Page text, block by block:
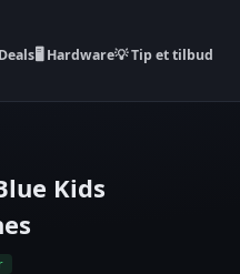
🖥️ Hardware💡 Tip et tilbud
Kids